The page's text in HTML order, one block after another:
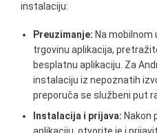
instalaciju:
Preuzimanje: Na
trgovinu aplikacija,
besplatnu aplikaciju. Za
instalaciju iz nepoznatih
preporuča se službeni put
Instalacija i prijava: Nakon